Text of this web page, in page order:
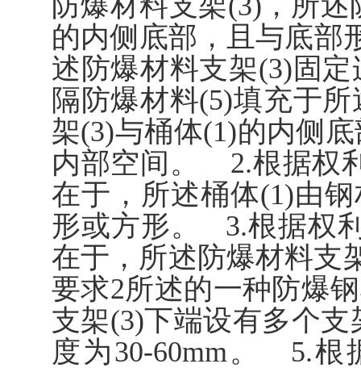
的内侧底部，且与底部
述防爆材料支架(3)固
隔防爆材料(5)填充于
架(3)与桶体(1)的内侧
内部空间。 2.根据权
在于，所述桶体(1)由
形或方形。 3.根据权
在于，所述防爆材料支
要求2所述的一种防爆
支架(3)下端设有多个
度为30-60mm。 5.根